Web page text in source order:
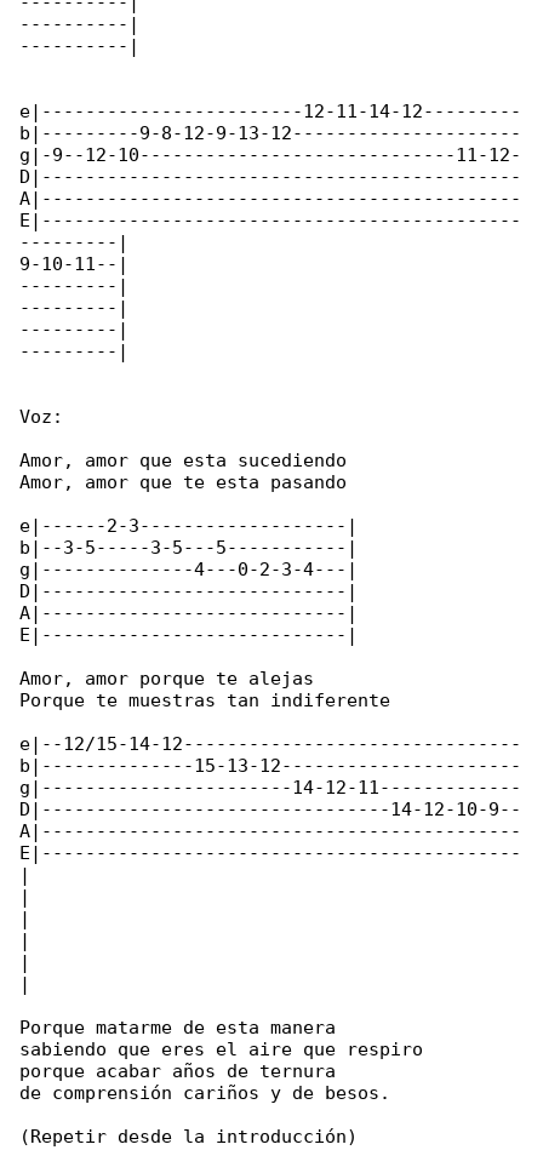
----------|
----------|
e|------------------------12-11-14-12---------
b|---------9-8-12-9-13-12---------------------
g|-9--12-10-----------------------------11-12-
D|--------------------------------------------
A|--------------------------------------------
E|--------------------------------------------
---------|
9-10-11--|
---------|
---------|
---------|
---------|
Voz:
Amor, amor que esta sucediendo
Amor, amor que te esta pasando
e|------2-3-------------------|
b|--3-5-----3-5---5-----------|
g|--------------4---0-2-3-4---|
D|----------------------------|
A|----------------------------|
E|----------------------------|
Amor, amor porque te alejas
Porque te muestras tan indiferente
e|--12/15-14-12-------------------------------
b|--------------15-13-12----------------------
g|-----------------------14-12-11-------------
D|--------------------------------14-12-10-9--
A|--------------------------------------------
E|--------------------------------------------
|
|
|
|
|
|
Porque matarme de esta manera
sabiendo que eres el aire que respiro
porque acabar años de ternura
de comprensión cariños y de besos.
(Repetir desde la introducción)